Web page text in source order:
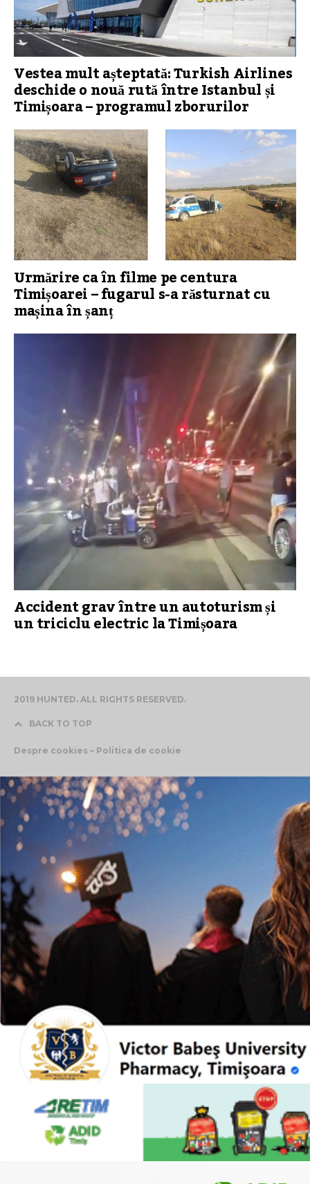
Vestea mult așteptată: Turkish Airlines
deschide o nouă rută între Istanbul și
Timișoara – programul zborurilor
Urmărire ca în filme pe centura
Timișoarei – fugarul s-a răsturnat cu
mașina în șanț
Accident grav între un autoturism și
un triciclu electric la Timișoara
2019 HUNTED. ALL RIGHTS RESERVED.
BACK TO TOP
Despre cookies – Politica de cookie